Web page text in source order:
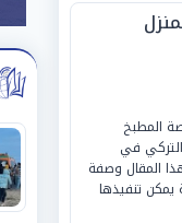
المطبخ
في
المقال وصفة
تنفيذها